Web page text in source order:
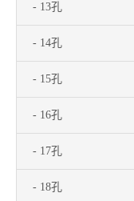
- 13孔
- 14孔
- 15孔
- 16孔
- 17孔
- 18孔